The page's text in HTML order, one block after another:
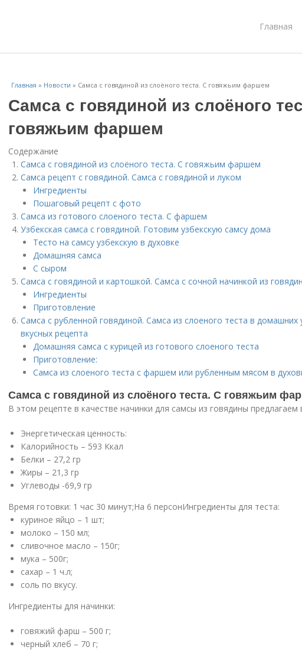
Главная
Главная » Новости » Самса с говядиной из слоёного теста. С говяжьим фаршем
Самса с говядиной из слоёного
говяжьим фаршем
Содержание
Самса с говядиной из слоёного теста. С говяжьим фаршем
Самса рецепт с говядиной. Самса с говядиной и луком
Ингредиенты
Пошаговый рецепт с фото
Самса из готового слоеного теста. С фаршем
Узбекская самса с говядиной. Готовим узбекскую самсу дома
Тесто на самсу узбекскую в духовке
Домашняя самса
С сыром
Самса с говядиной и картошкой. Самса с сочной начинкой из
Ингредиенты
Приготовление
Самса с рубленной говядиной. Самса из слоеного теста в
вкусных рецепта
Домашняя самса с курицей из готового слоеного теста
Приготовление:
Самса из слоеного теста с фаршем или рубленным мясом в
Самса с говядиной из слоёного теста. С говяжьим
В этом рецепте в качестве начинки для самсы из говядины
Энергетическая ценность:
Калорийность – 593 Ккал
Белки – 27,2 гр
Жиры – 21,3 гр
Углеводы -69,9 гр
Время готовки: 1 час 30 минут;На 6 персонИнгредиенты для теста:
куриное яйцо – 1 шт;
молоко – 150 мл;
сливочное масло – 150г;
мука – 500г;
сахар – 1 ч.л;
соль по вкусу.
Ингредиенты для начинки:
говяжий фарш – 500 г;
черный хлеб – 70 г;